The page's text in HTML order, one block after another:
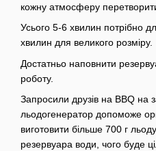
кожну атмосферу
Усього 5-6 хвилин потрібно
хвилин для великого розміру.
Достатньо наповнити
роботу.
Запросили друзів на BBQ на
льодогенератор допоможе
виготовити більше 700 г
резервуара води, чого буде